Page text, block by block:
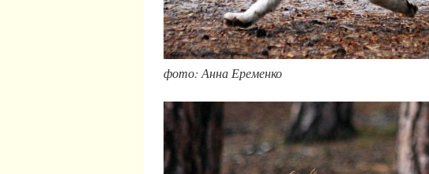
фото: Анна Еременко